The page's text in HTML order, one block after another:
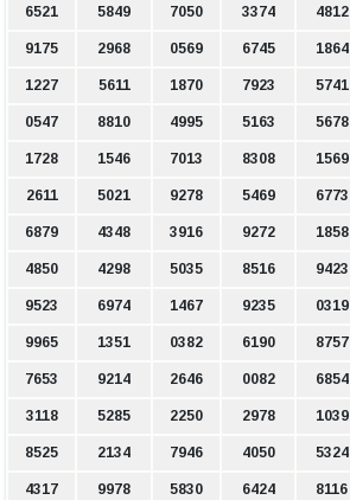
6521 5849 7050 3374 4812
9175 2968 0569 6745 1864
1227 5611 1870 7923 5741
0547 8810 4995 5163 5678
1728 1546 7013 8308 1569
2611 5021 9278 5469 6773
6879 4348 3916 9272 1858
4850 4298 5035 8516 9423
9523 6974 1467 9235 0319
9965 1351 0382 6190 8757
7653 9214 2646 0082 6854
3118 5285 2250 2978 1039
8525 2134 7946 4050 5324
4317 9978 5830 6424 8116